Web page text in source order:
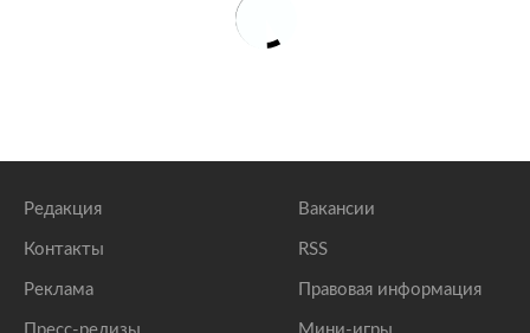
Редакция
Контакты
Реклама
Вакансии
RSS
Правовая информация